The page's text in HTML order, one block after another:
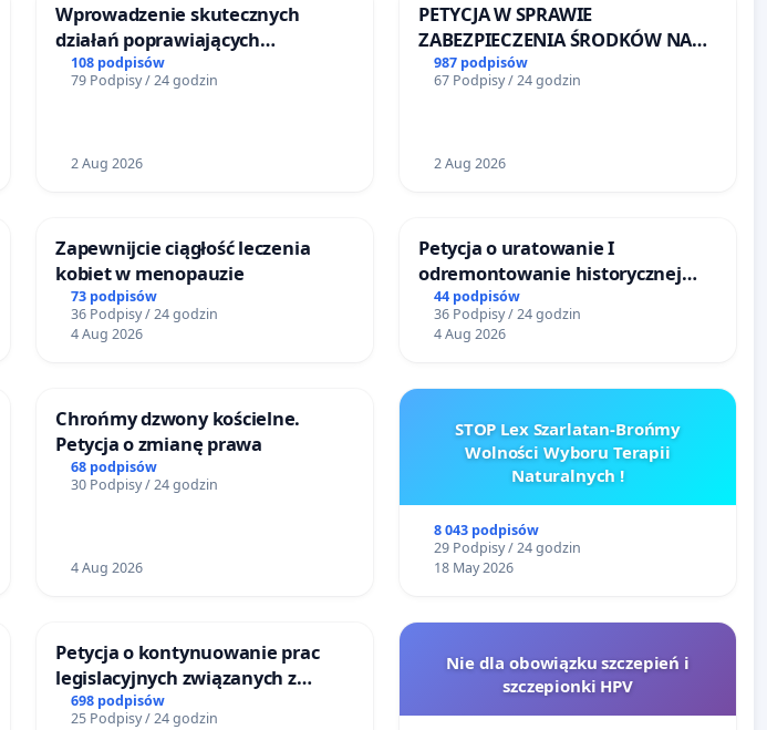
Wprowadzenie skutecznych
działań poprawiających
bezpieczeństwo na ulicy
Żeromskiego w Otwocku
108 podpisów
79 Podpisy / 24 godzin
2 Aug 2026
PETYCJA W SPRAWIE
ZABEZPIECZENIA ŚRODKÓW NA
FUNKCJONOWANIE SCHRONISKA
DLA BEZDOMNYCH ZWIERZĄT W
987 podpisów
67 Podpisy / 24 godzin
2 Aug 2026
Zapewnijcie ciągłość leczenia
kobiet w menopauzie
73 podpisów
36 Podpisy / 24 godzin
4 Aug 2026
Petycja o uratowanie I
odremontowanie historycznej
Lokomotywy sm42-914
44 podpisów
36 Podpisy / 24 godzin
4 Aug 2026
Chrońmy dzwony kościelne.
Petycja o zmianę prawa
68 podpisów
30 Podpisy / 24 godzin
4 Aug 2026
STOP Lex Szarlatan-Brońmy
Wolności Wyboru Terapii
Naturalnych !
8 043 podpisów
29 Podpisy / 24 godzin
18 May 2026
Petycja o kontynuowanie prac
legislacyjnych związanych z
reformą prawa rodzinnego
698 podpisów
25 Podpisy / 24 godzin
Nie dla obowiązku szczepień i
szczepionki HPV